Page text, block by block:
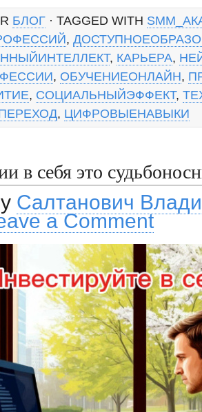
БЛОГ · TAGGED WITH
,
, КАРЬЕРА,
, ОБУЧЕНИЕОНЛАЙН,
, СОЦИАЛЬНЫЙЭФФЕКТ,
, ЦИФРОВЫЕНАВЫКИ
в себя это
Салтанович
a Comment